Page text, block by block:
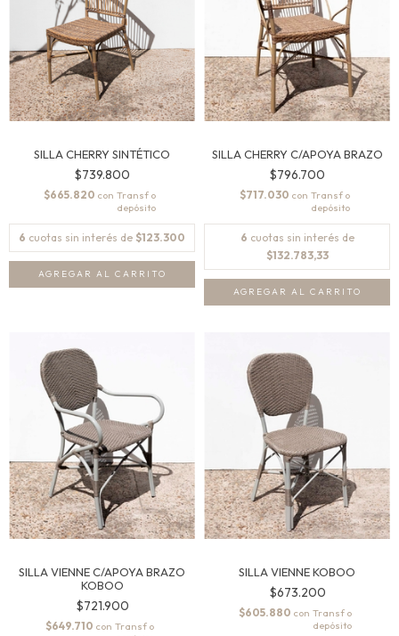
SILLA CHERRY SINTÉTICO
$739.800
$665.820 con
6 cuotas sin interés de $123.300
SILLA CHERRY C/APOYA BRAZO
$796.700
$717.030 con
6 cuotas sin interés de
$132.783,33
SILLA VIENNE C/APOYA BRAZO
KOBOO
$721.900
$649.710 con
SILLA VIENNE KOBOO
$673.200
$605.880 con